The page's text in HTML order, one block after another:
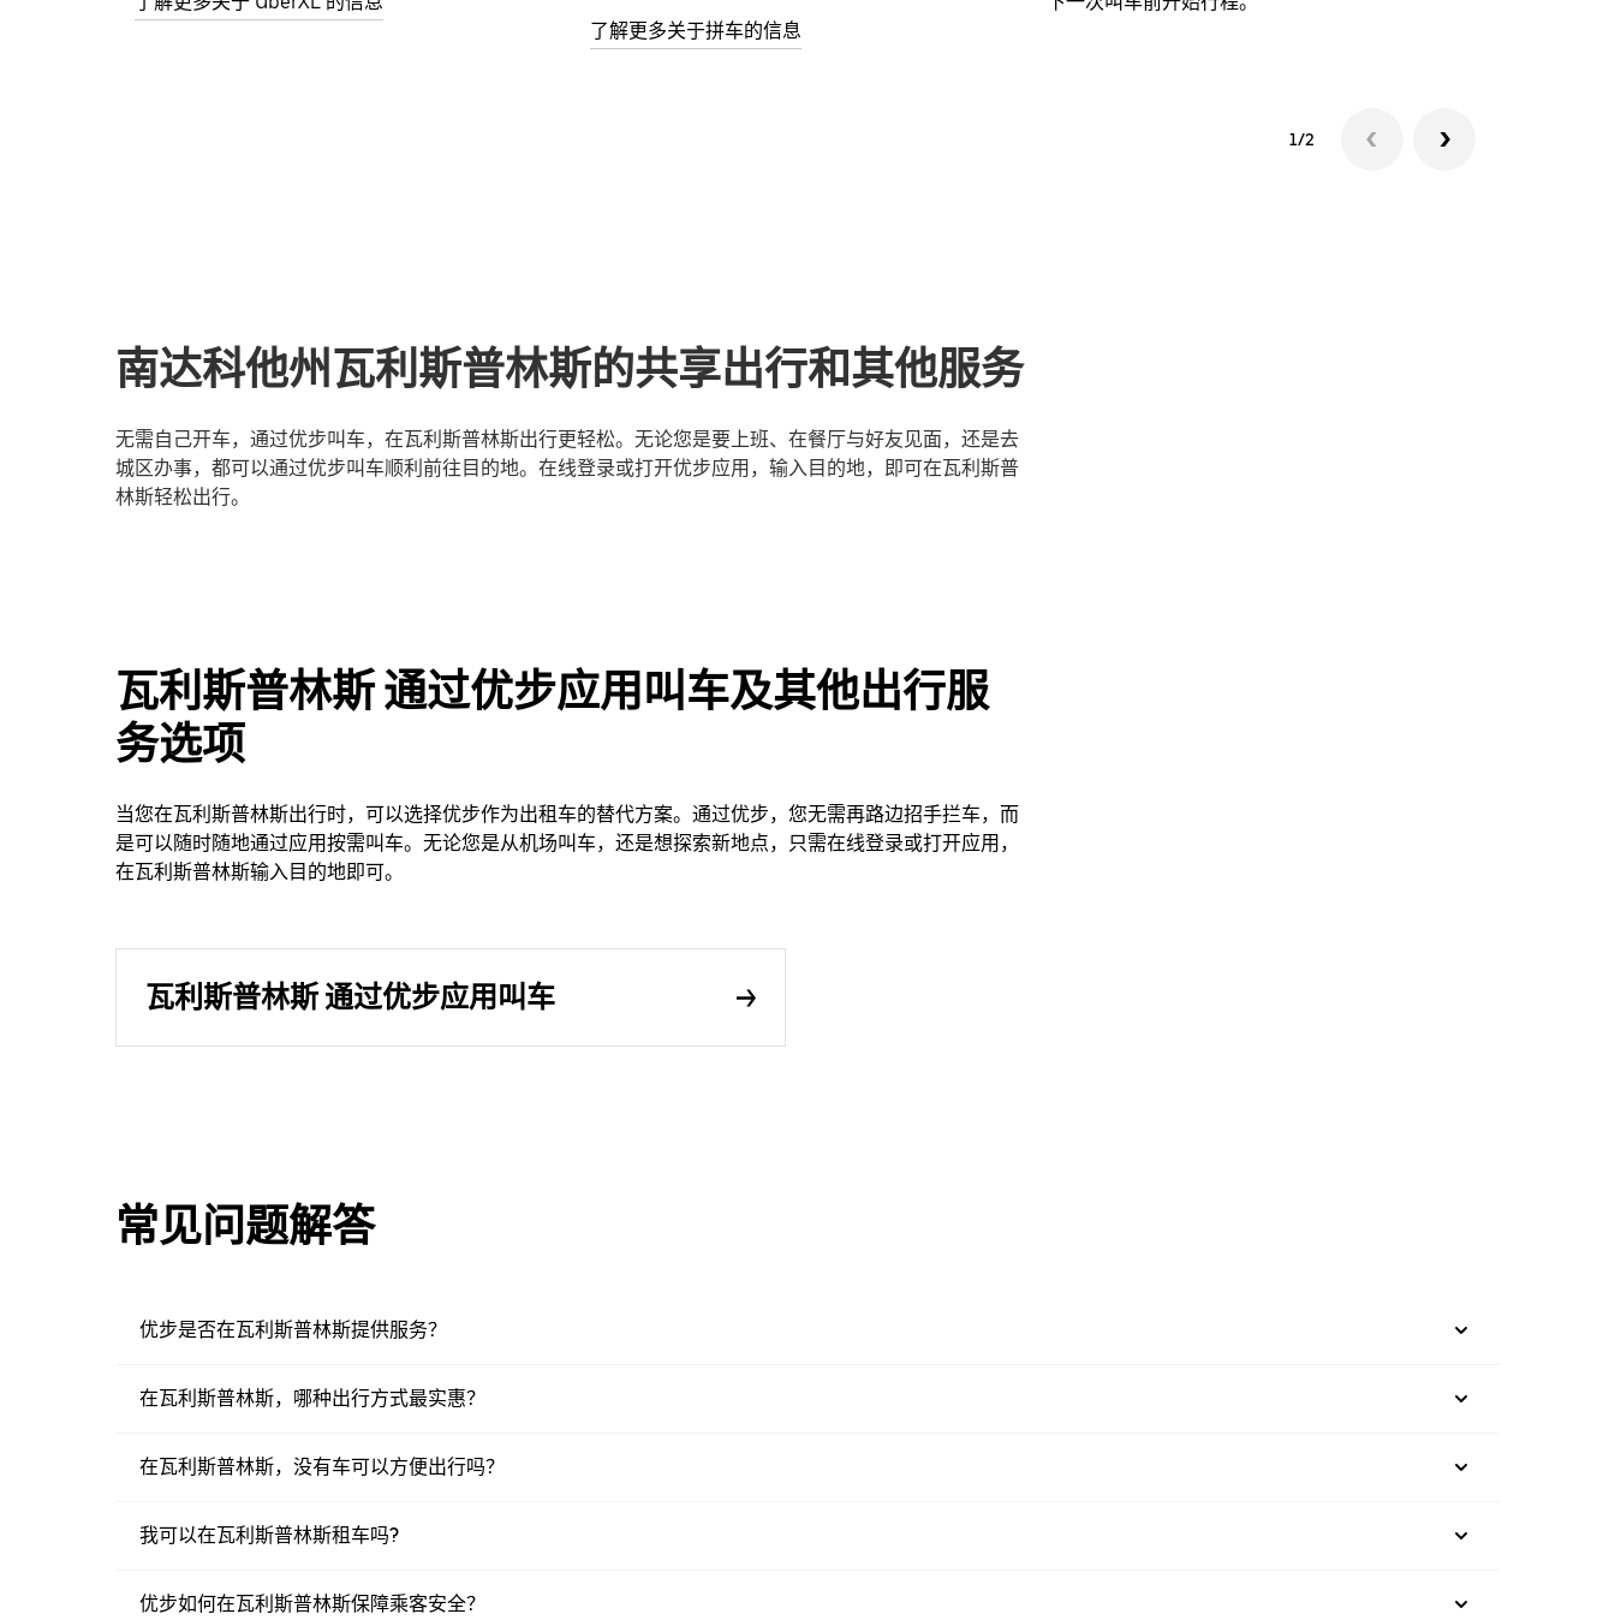
了解更多关于拼车的信息
1/2
南达科他州瓦利斯普林斯的共享出行和其他服务
无需自己开车，通过优步叫车，在瓦利斯普林斯出行更轻松。无论您是要上班、在餐厅与好友见面，还是去
城区办事，都可以通过优步叫车顺利前往目的地。在线登录或打开优步应用，输入目的地，即可在瓦利斯普
林斯轻松出行。
瓦利斯普林斯 通过优步应用叫车及其他出行服
务选项
当您在瓦利斯普林斯出行时，可以选择优步作为出租车的替代方案。通过优步，您无需再路边招手拦车，而
是可以随时随地通过应用按需叫车。无论您是从机场叫车，还是想探索新地点，只需在线登录或打开应用，
在瓦利斯普林斯输入目的地即可。
瓦利斯普林斯 通过优步应用叫车
常见问题解答
优步是否在瓦利斯普林斯提供服务？
在瓦利斯普林斯，哪种出行方式最实惠？
在瓦利斯普林斯，没有车可以方便出行吗？
我可以在瓦利斯普林斯租车吗?
优步如何在瓦利斯普林斯保障乘客安全？